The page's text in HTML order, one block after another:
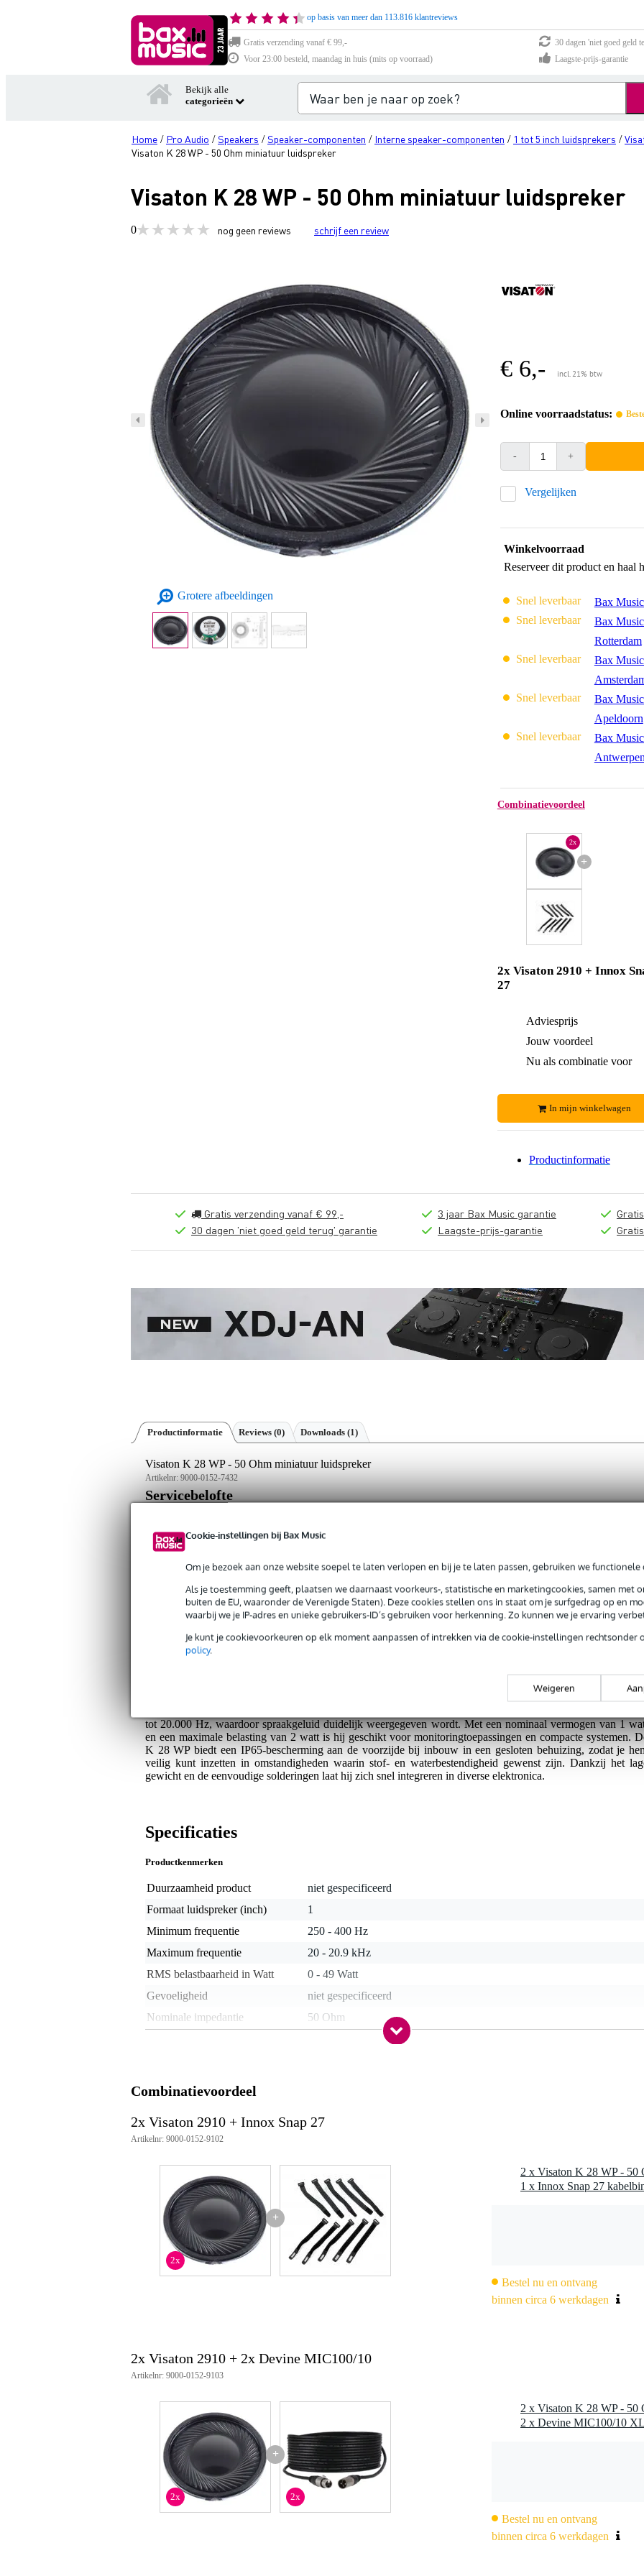
Cookie-instellingen bij Bax Music
Om je bezoek aan onze website soepel te laten verlopen en bij je te laten passen, gebruiken we functionele
Als je toestemming geeft, plaatsen we daarnaast voorkeurs-, statistische en marketingcookies, samen met
buiten de EU, waaronder de Verenigde Staten). Deze cookies stellen ons in staat om je surfgedrag op en
waarbij we je IP-adres en unieke gebruikers-ID’s gebruiken voor herkenning. Zo kunnen we je ervaring
Je kunt je cookievoorkeuren op elk moment aanpassen of intrekken via de cookie-instellingen rechtsonder
policy.
Weigeren
op basis van meer dan 113.816 klantreviews
Gratis verzending vanaf € 99,-
30 dagen 'niet goed geld
Voor 23:00 besteld, maandag in huis (mits op voorraad)
Laagste-prijs-garantie
Bekijk alle
categorieën
Home / Pro Audio /Speakers /Speaker-componenten / Interne speaker-componenten / 1 tot 5 inch luidsprekers /
Visaton K 28 WP - 50 Ohm miniatuur luidspreker
Visaton K 28 WP - 50 Ohm miniatuur luidspreker
0 nog geen reviews schrijf een review
Grotere afbeeldingen
€ 6,- incl. 21% btw
Online voorraadstatus:
- +
Vergelijken
Winkelvoorraad
Reserveer dit product en haal
Snel leverbaar Bax
Snel leverbaar
Bax
Rotterdam
Snel leverbaar
Bax
Snel leverbaar
Bax
Apeldoorn
Snel leverbaar
Bax
Antwerpen
Combinatievoordeel
+
2x
2x Visaton 2910 + Innox
27
Adviesprijs
Jouw voordeel
Nu als combinatie voor
In mijn winkelwagen
Productinformatie
Gratis verzending vanaf € 99,-
30 dagen 'niet goed geld terug' garantie
3 jaar Bax Music garantie
Laagste-prijs-garantie
Productinformatie Reviews (0) Downloads (1)
Visaton K 28 WP - 50 Ohm miniatuur luidspreker
Artikelnr: 9000-0152-7432
Servicebelofte
Bax Music Garantie: Op dit product krijg je 3 jaar Bax Music Garantie.
Op dit product krijg je 3 jaar Bax Music Garantie.
Plus- en minpunten
Past makkelijk in kleine behuizingen en compacte elektronica-projecten.
Beter bestand tegen spatwater en vocht, geschikt voor gebruik in minder ideale omgevingen.
De Visaton K 28 WP - 50 Ohm is een compacte luidspreker met een diameter van slechts 2.8 cm,
ontwikkeld voor gebruik in zeer kleine elektronische apparaten waar geluidskwaliteit niet mag ontbreken. Deze
tot 20.000 Hz, waardoor spraakgeluid duidelijk weergegeven wordt. Met een nominaal vermogen van 1
en een maximale belasting van 2 watt is hij geschikt voor monitoringtoepassingen en compacte systemen.
K 28 WP biedt een IP65-bescherming aan de voorzijde bij inbouw in een gesloten behuizing, zodat je
veilig kunt inzetten in omstandigheden waarin stof- en waterbestendigheid gewenst zijn. Dankzij het
gewicht en de eenvoudige solderingen laat hij zich snel integreren in diverse elektronica.
Specificaties
Productkenmerken
Duurzaamheid product
niet gespecificeerd
Formaat luidspreker (inch)
1
Minimum frequentie
250 - 400 Hz
Maximum frequentie
20 - 20.9 kHz
RMS belastbaarheid in Watt
0 - 49 Watt
Gevoeligheid
niet gespecificeerd
Nominale impedantie
50 Ohm
Gewicht(incl. verpakking)
Productspecificaties
rms: 1 W
max. vermogen: 2 W
nominale impedantie: 50 Ohm
frequentierespons: 300 – 20000 Hz
gevoeligheid: 75 dB (1 W/1 m)
resonantiefrequentie: 600 Hz
ip beschermingsklasse: IP65
bedrijfstemperatuur: −40 – 70 °C
Combinatievoordeel
2x Visaton 2910 + Innox Snap 27
Artikelnr: 9000-0152-9102
+
2x
2 x Visaton K 28 WP - 50
Bestel nu en ontvang
binnen circa 6 werkdagen
2x Visaton 2910 + 2x Devine MIC100/10
Artikelnr: 9000-0152-9103
+
2x 2x
2 x Visaton K 28 WP - 50
Bestel nu en ontvang
binnen circa 6 werkdagen